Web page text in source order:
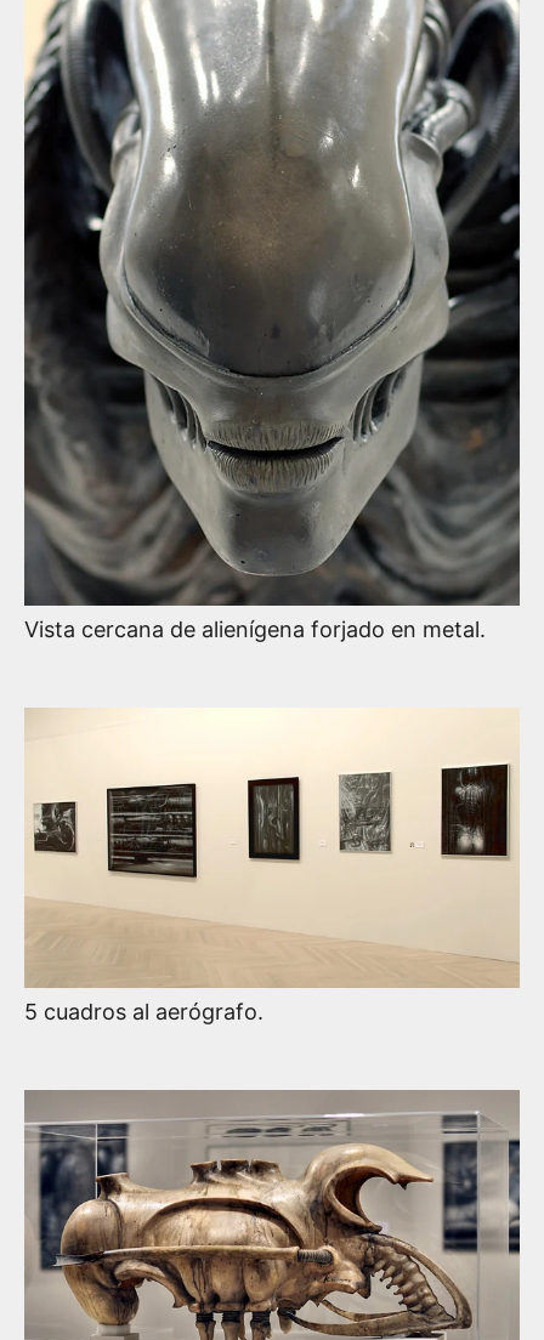
Vista cercana de alienígena forjado en metal.
5 cuadros al aerógrafo.